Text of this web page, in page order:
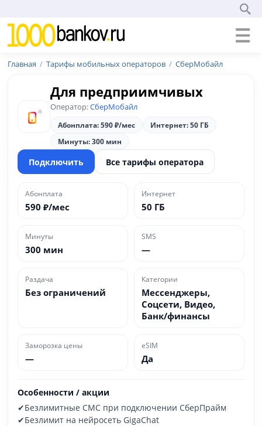
Главная Тарифы мобильных операторов СберМобайл
Для предприимчивых
Оператор:СберМобайл
Абонплата: 590 ₽/мес
Интернет: 50 ГБ
Минуты: 300 мин
Подключить Все тарифы оператора
Абонплата
590 ₽/мес
Интернет
50 ГБ
Минуты
300 мин
SMS
—
Раздача
Без ограничений
Категории
Мессенджеры,
Соцсети, Видео,
Банк/финансы
Заморозка цены
—
eSIM
Да
Особенности / акции
✔Безлимитные СМС при подключении СберПрайм
✔Безлимит на нейросеть GigaChat